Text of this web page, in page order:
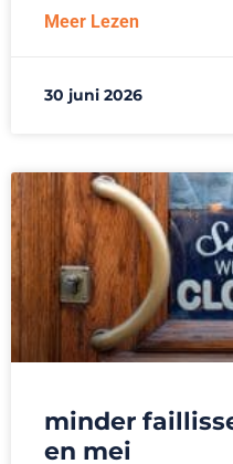
Meer Lezen
30 juni 2026
minder
en mei